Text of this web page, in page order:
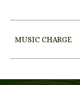
MUSIC CHARGE